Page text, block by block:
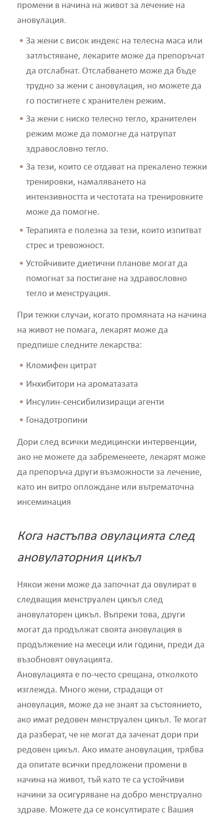
промени в начина на живот за лечение на
ановулация.
За жени с висок индекс на телесна маса или
затлъстяване, лекарите може да препоръчат
да отслабнат. Отслабването може да бъде
трудно за жени с ановулация, но можете да
го постигнете с хранителен режим.
За жени с ниско телесно тегло, хранителен
режим може да помогне да натрупат
здравословно тегло.
За тези, които се отдават на прекалено тежки
тренировки, намаляването на
интензивността и честотата на тренировките
може да помогне.
Терапията е полезна за тези, които изпитват
стрес и тревожност.
Устойчивите диетични планове могат да
помогнат за постигане на здравословно
тегло и менструация.
При тежки случаи, когато промяната на начина
на живот не помага, лекарят може да
предпише следните лекарства:
Кломифен цитрат
Инхибитори на ароматазата
Инсулин-сенсибилизиращи агенти
Гонадотропини
Дори след всички медицински интервенции,
ако не можете да забременеете, лекарят може
да препоръча други възможности за лечение,
като ин витро оплождане или вътрематочна
инсеминация
Кога настъпва овулацията след
ановулаторния цикъл
Някои жени може да започнат да овулират в
следващия менструален цикъл след
ановулаторен цикъл. Въпреки това, други
могат да продължат своята ановулация в
продължение на месеци или години, преди да
възобновят овулацията.
Ановулацията е по-често срещана, отколкото
изглежда. Много жени, страдащи от
ановулация, може да не знаят за състоянието,
ако имат редовен менструален цикъл. Те могат
да разберат, че не могат да заченат дори при
редовен цикъл. Ако имате ановулация, трябва
да опитате всички предложени промени в
начина на живот, тъй като те са устойчиви
начини за осигуряване на добро менструално
здраве. Можете да се консултирате с Вашия